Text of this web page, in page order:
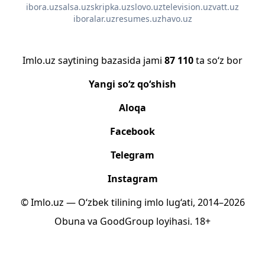
ibora.uzsalsa.uzskripka.uzslovo.uztelevision.uzvatt.uz
iboralar.uzresumes.uzhavo.uz
Imlo.uz saytining bazasida jami 87 110ta so‘z bor
Yangi so‘z qo‘shish
Aloqa
Facebook
Telegram
Instagram
© Imlo.uz — O‘zbek tilining imlo lug‘ati, 2014–2026
Obuna va GoodGroup loyihasi. 18+